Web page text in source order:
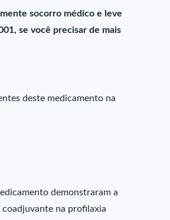
socorro médico e leve
se você precisar de mais
deste medicamento na
demonstraram a
na profilaxia